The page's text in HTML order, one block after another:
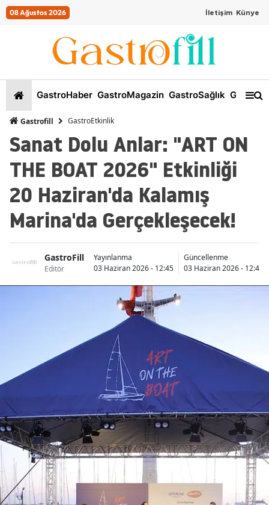
08 Ağustos 2026 İletişim Künye
GastroHaber GastroMagazin GastroSağlık
Gastrofill GastroEtkinlik
Sanat Dolu Anlar: "ART ON
THE BOAT 2026" Etkinliği
20 Haziran'da Kalamış
Marina'da Gerçekleşecek!
GastroFill
Editör
Yayınlanma
03 Haziran 2026 - 12:45
Güncellenme
03 Haziran 2026 - 12:46